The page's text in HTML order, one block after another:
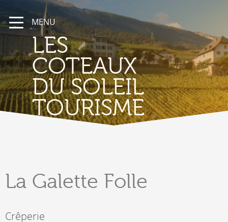
MENU
LES
COTEAUX
DU SOLEIL
TOURISME
La Galette Folle
Crêperie